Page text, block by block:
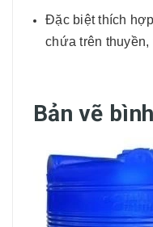
Đặc biệt thích
chứa trên thuyền,
Bản vẽ